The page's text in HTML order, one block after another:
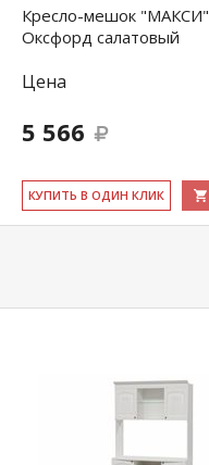
Кресло-мешок "МАКСИ"
Оксфорд салатовый
Цена
5 566
КУ­ПИТЬ В ОДИН КЛИК